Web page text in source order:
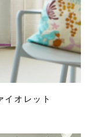
イオレット